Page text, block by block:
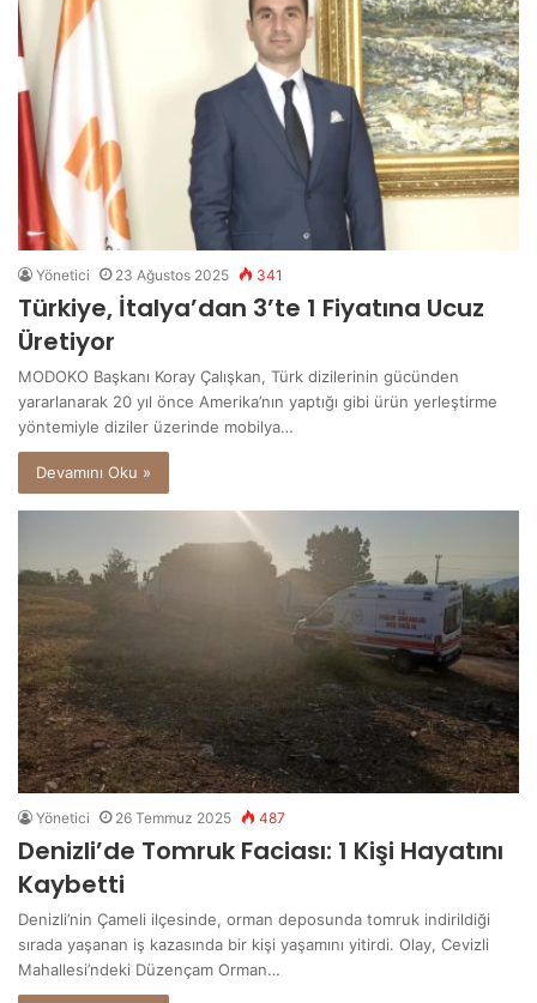
Yönetici 23 Ağustos 2025 341
Türkiye, İtalya’dan 3’te 1 Fiyatına Ucuz
Üretiyor
MODOKO Başkanı Koray Çalışkan, Türk dizilerinin gücünden
yararlanarak 20 yıl önce Amerika’nın yaptığı gibi ürün yerleştirme
yöntemiyle diziler üzerinde mobilya…
Devamını Oku »
Yönetici 26 Temmuz 2025 487
Denizli’de Tomruk Faciası: 1 Kişi Hayatını
Kaybetti
Denizli’nin Çameli ilçesinde, orman deposunda tomruk indirildiği
sırada yaşanan iş kazasında bir kişi yaşamını yitirdi. Olay, Cevizli
Mahallesi’ndeki Düzençam Orman…